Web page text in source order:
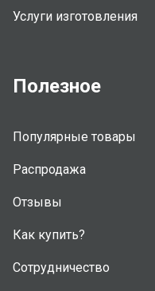
Услуги изготовления
Полезное
Популярные товары
Распродажа
Отзывы
Как купить?
Сотрудничество